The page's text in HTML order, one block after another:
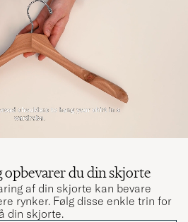
opbevarer du din skjorte
af din skjorte kan bevare
rynker. Følg disse enkle trin for
din skjorte.